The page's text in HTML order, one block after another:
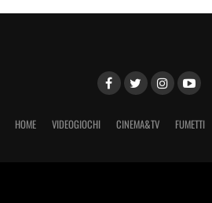
HOME VIDEOGIOCHI CINEMA&TV FUMETTI